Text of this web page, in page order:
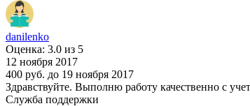
danilenko
Оценка: 3.0 из 5
12 ноября 2017
400 руб. до 19 ноября 2017
Здравствуйте. Выполню работу качественно с
Служба поддержки